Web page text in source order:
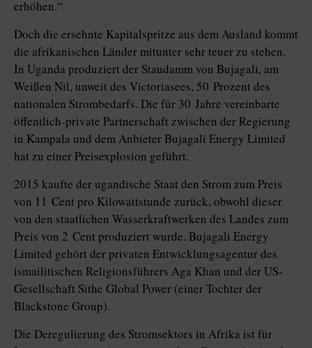
erhöhen.“
Doch die ersehnte Kapitalspritze aus dem Ausland kommt
die afrikanischen Länder mitunter sehr teuer zu stehen.
In Uganda produziert der Staudamm von Bujagali, am
Weißen Nil, unweit des Victoriasees, 50 Prozent des
nationalen Strombedarfs. Die für 30 Jahre vereinbarte
öffentlich-private Partnerschaft zwischen der Regierung
in Kampala und dem Anbieter Bujagali Energy Limited
hat zu einer Preisexplosion geführt.
2015 kaufte der ugandische Staat den Strom zum Preis
von 11 Cent pro Kilowattstunde zurück, obwohl dieser
von den staatlichen Wasserkraftwerken des Landes zum
Preis von 2 Cent produziert wurde. Bujagali Energy
Limited gehört der privaten Entwicklungsagentur des
ismailitischen Religionsführers Aga Khan und der US-
Gesellschaft ­Sithe Global Power (einer Tochter der
Blackstone Group).
Die Deregulierung des Stromsektors in Afrika ist für